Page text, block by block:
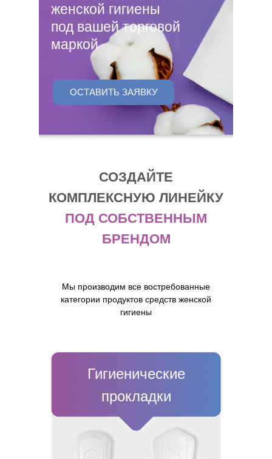
женской гигиены
под вашей торговой
маркой
ОСТАВИТЬ ЗАЯВКУ
СОЗДАЙТЕ
КОМПЛЕКСНУЮ ЛИНЕЙКУ
ПОД СОБСТВЕННЫМ
БРЕНДОМ
Мы производим все востребованные
категории продуктов средств женской
гигиены
Гигиенические
прокладки